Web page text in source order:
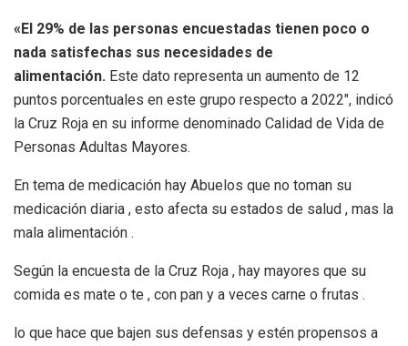
«El 29% de las personas encuestadas tienen poco o
nada satisfechas sus necesidades de
alimentación. Este dato representa un aumento de 12
puntos porcentuales en este grupo respecto a 2022″, indicó
la Cruz Roja en su informe denominado Calidad de Vida de
Personas Adultas Mayores.
En tema de medicación hay Abuelos que no toman su
medicación diaria , esto afecta su estados de salud , mas la
mala alimentación .
Según la encuesta de la Cruz Roja , hay mayores que su
comida es mate o te , con pan y a veces carne o frutas .
lo que hace que bajen sus defensas y estén propensos a